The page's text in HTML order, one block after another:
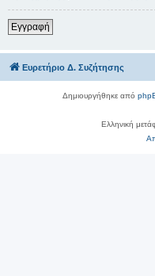
Εγγραφή
Ευρετήριο Δ. Συζήτησης
Δημιουργήθηκε από
Ελληνική